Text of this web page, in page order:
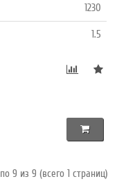
1230
1.5
9 из 9 (всего 1 страниц)